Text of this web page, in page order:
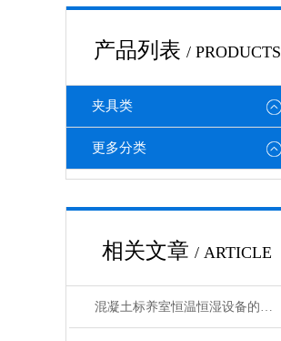
产品列表 / PRODUCTS
夹具类
更多分类
相关文章 / ARTICLE
混凝土标养室恒温恒湿设备的日常维保与精度校准标准化流程